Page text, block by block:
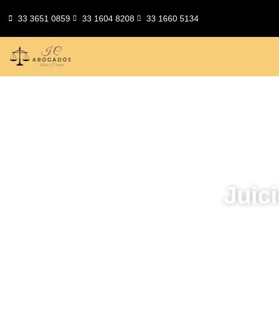
33 3651 0859 33 1604 8208 33 1660 5134